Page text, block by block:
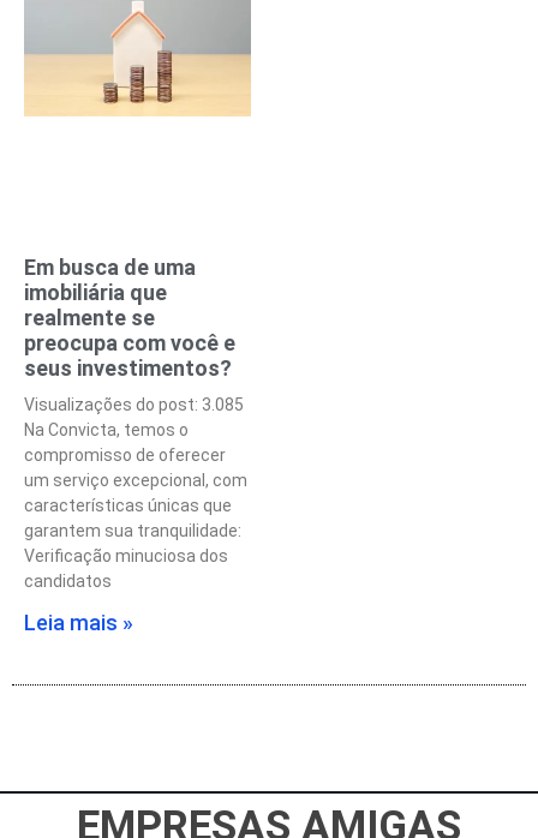
Em busca de uma
imobiliária que
realmente se
preocupa com você e
seus investimentos?
Visualizações do post: 3.085
Na Convicta, temos o
compromisso de oferecer
um serviço excepcional, com
características únicas que
garantem sua tranquilidade:
Verificação minuciosa dos
candidatos
Leia mais »
EMPRESAS AMIGAS